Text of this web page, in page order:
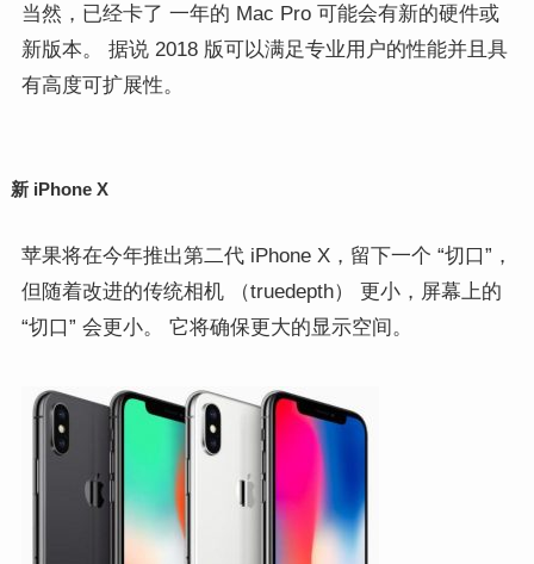
当然， 已经卡了 一年的 Mac Pro 可能会有新的硬件或
新版本。 据说 2018 版可以满足专业用户的性能并且 具
有高度可扩展性。
新 iPhone X
苹果将在今年推出第二代 iPhone X，留下一个 “切口”，
但随着改进的传统相机
（truedepth）
更小，屏幕上的
“切口” 会更小。 它将确保更大的显示空间。